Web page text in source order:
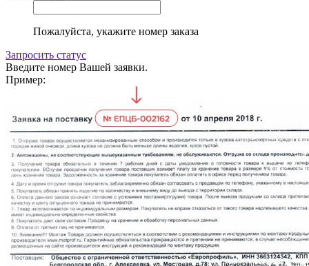
Пожалуйста, укажите номер заказа
Запросить статус
Введите номер Вашей заявки.
Пример: